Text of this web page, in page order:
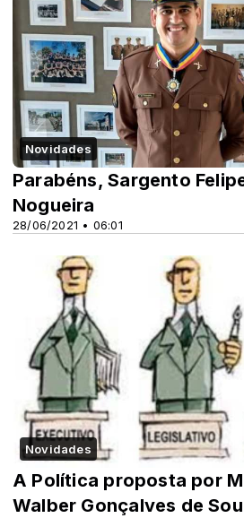
Novidades
28/06/2021 • 06:01
Parabéns, Sargento
Nogueira
Novidades
A Política proposta por
Walber Gonçalves de